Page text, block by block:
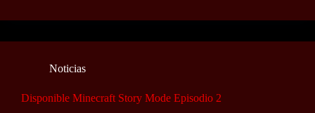
Noticias
Disponible Minecraft Story Mode Episodio 2